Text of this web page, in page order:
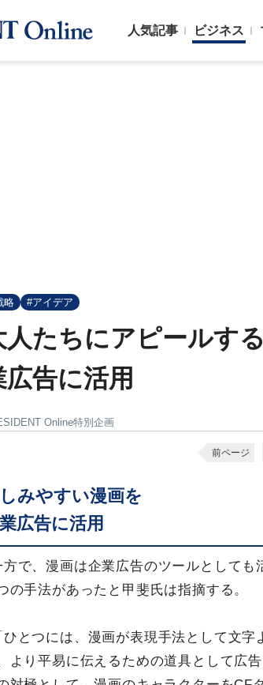
人気記事 ビジネス
略 #アイデア
人たちにアピールす
広告に活用
Online特別企画
前ページ
みやすい漫画を
広告に活用
方で、漫画は企業広告のツールとして
の手法があったと甲斐氏は指摘する。
ひとつには、漫画が表現手法として文
より平易に伝えるための道具として広